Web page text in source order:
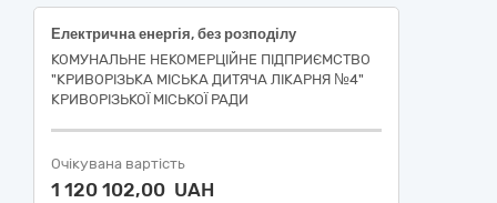
Електрична енергія, без розподілу
КОМУНАЛЬНЕ НЕКОМЕРЦІЙНЕ ПІДПРИЄМСТВО
"КРИВОРІЗЬКА МІСЬКА ДИТЯЧА ЛІКАРНЯ №4"
КРИВОРІЗЬКОЇ МІСЬКОЇ РАДИ
Очікувана вартість
1 120 102,00 UAH